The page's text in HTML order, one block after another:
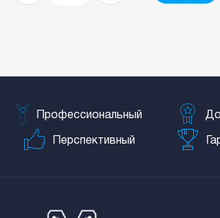
Профессиональный
Перспективный